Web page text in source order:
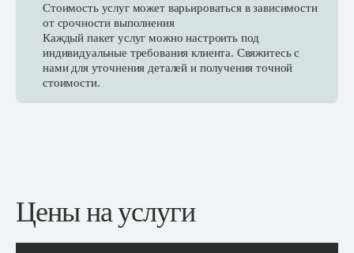
Стоимость услуг может варьироваться в зависимости
от срочности выполнения
Каждый пакет услуг можно настроить под
индивидуальные требования клиента. Свяжитесь с
нами для уточнения деталей и получения точной
стоимости.
Цены на услуги